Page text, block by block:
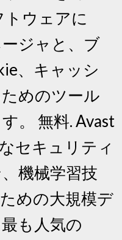
トウェアに
ジャと、ブ
、キャッシ
めのツール
。 無料. Avast
セキュリティ
機械学習技
めの大規模デ
も人気の